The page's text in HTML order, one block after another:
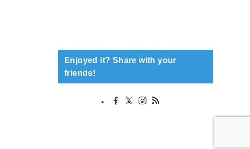
Enjoyed it? Share with your
friends!